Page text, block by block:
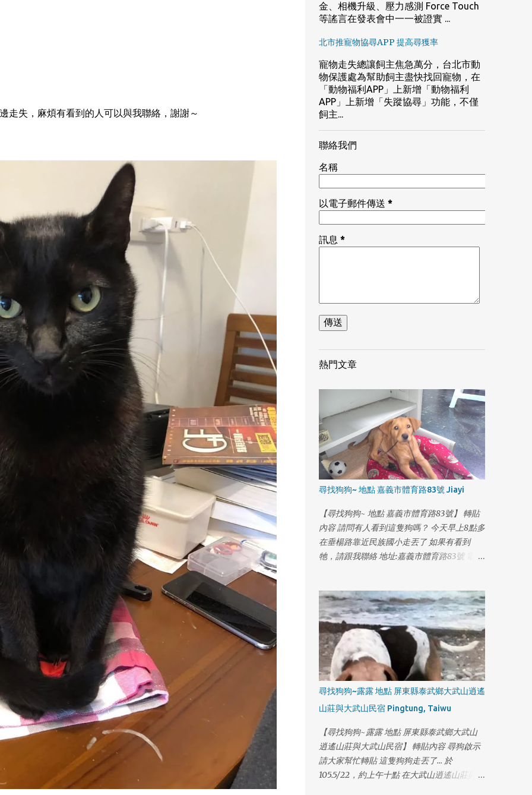
走失，麻煩有看到的人可以與我聯絡，謝謝～
金、相機升級、壓力感測 Force Touch
等謠言在發表會中一一被證實 ...
北市推寵物協尋APP 提高尋獲率
寵物走失總讓飼主焦急萬分，台北市動
物保護處為幫助飼主盡快找回寵物，在
「動物福利APP」上新增「動物福利
APP」上新增「失蹤協尋」功能，不僅
飼主...
聯絡我們
名稱
以電子郵件傳送 *
訊息 *
熱門文章
1
尋找狗狗~ 地點 嘉義市體育路83號 Jiayi
【尋找狗狗~ 地點 嘉義市體育路83號】 轉貼
內容 請問有人看到這隻狗嗎？ 今天早上8點多
在垂楊路靠近民族國小走丟了 如果有看到
牠，請跟我聯絡 地址:嘉義市體育路83號 電
尋找狗狗~露露 地點 屏東縣泰武鄉大武山逍遙
山莊與大武山民宿 Pingtung, Taiwu
【尋找狗狗~露露 地點 屏東縣泰武鄉大武山
逍遙山莊與大武山民宿】 轉貼內容 尋狗啟示
請大家幫忙轉貼 這隻狗狗走丟了... 於
105.5/22，約上午十點 在大武山逍遙山莊與大